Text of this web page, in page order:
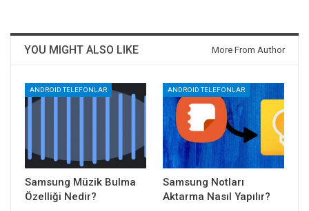
YOU MIGHT ALSO LIKE More From Author
ANDROID TELEFONLAR
Samsung Müzik Bulma
Özelliği Nedir?
ANDROID TELEFONLAR
Samsung Notları
Aktarma Nasıl Yapılır?